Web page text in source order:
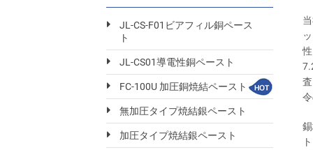
JL-CS-F01ビアフィル銅ペース
ト
JL-CS01導電性銅ペースト
FC-100U 加圧銅焼結ペースト
無加圧タイプ焼結銀ペースト
加圧タイプ焼結銀ペースト